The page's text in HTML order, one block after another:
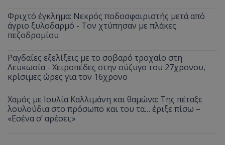
Φριχτό έγκλημα: Νεκρός ποδοσφαιριστής μετά από
άγριο ξυλοδαρμό - Τον χτύπησαν με πλάκες
πεζοδρομίου
Ραγδαίες εξελίξεις με το σοβαρό τροχαίο στη
Λευκωσία - Χειροπέδες στην σύζυγο του 27χρονου,
κρίσιμες ώρες για τον 16χρονο
Χαμός με Ιουλία Καλλιμάνη και θαμώνα: Της πέταξε
λουλούδια στο πρόσωπο και του τα… έριξε πίσω –
«Εσένα σ’ αρέσει;»